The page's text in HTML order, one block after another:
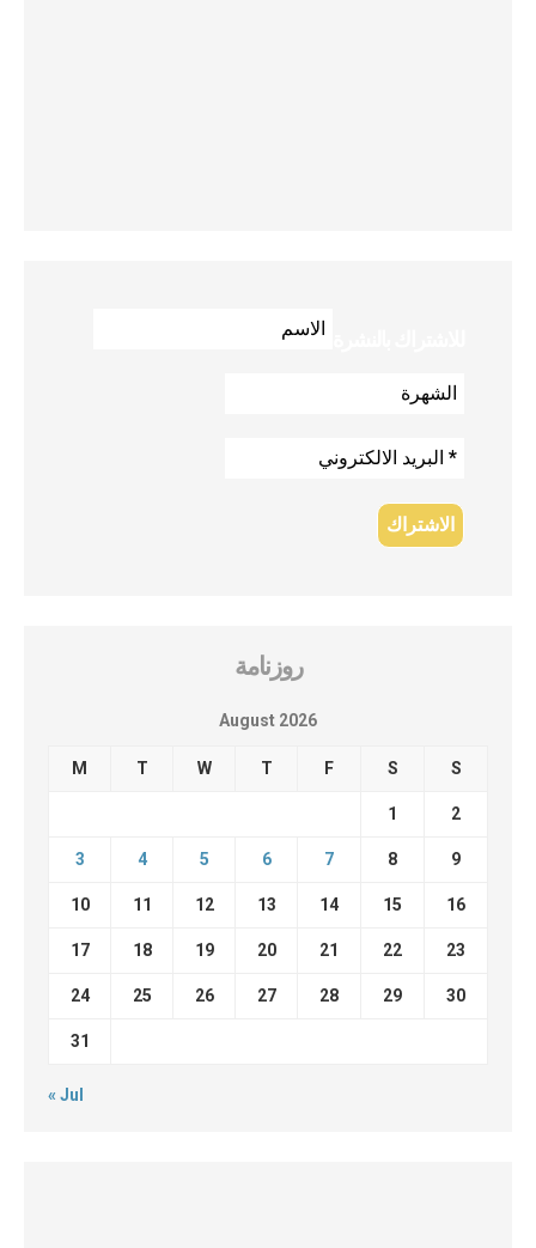
روزنامة
August 2026
M T W T F S S
1 2
3 4 5 6 7 8 9
10 11 12 13 14 15 16
17 18 19 20 21 22 23
24 25 26 27 28 29 30
31
« Jul